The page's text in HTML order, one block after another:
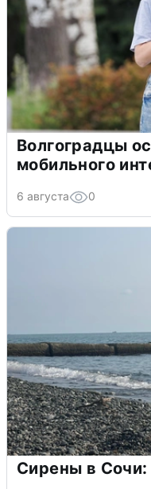
Волгоградцы
мобильного
6 августа 0
Сирены в